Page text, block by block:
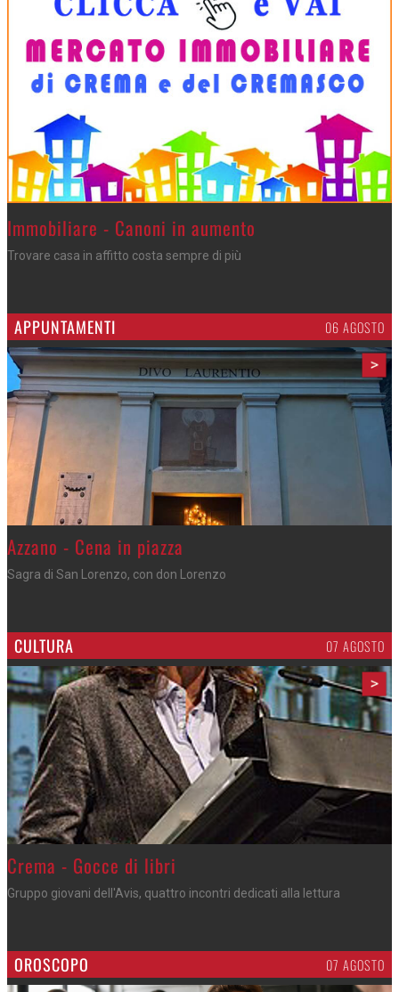
>Immobiliare - Canoni in aumento
Trovare casa in affitto costa sempre di più
APPUNTAMENTI 06 AGOSTO
>
Gli appuntamenti fino a sabato
Cosa fare questi giorni nel Cremasco
CULTURA 07 AGOSTO
>
Crema - Gocce di libri
Gruppo giovani dell'Avis, quattro incontri dedicati alla lettura
OROSCOPO 07 AGOSTO